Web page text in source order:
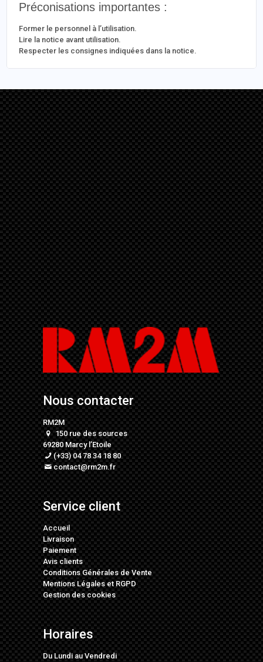
Préconisations importantes :
Former le personnel à l’utilisation.
Lire la notice avant utilisation.
Respecter les consignes indiquées dans la notice.
Nous contacter
RM2M
150 rue des sources
69280 Marcy l’Etoile
(+33) 04 78 34 18 80
contact@rm2m.fr
Service client
Accueil
Livraison
Paiement
Avis clients
Conditions Générales de Vente
Mentions LégalesetRGPD
Gestion des cookies
Horaires
Du Lundi au Vendredi